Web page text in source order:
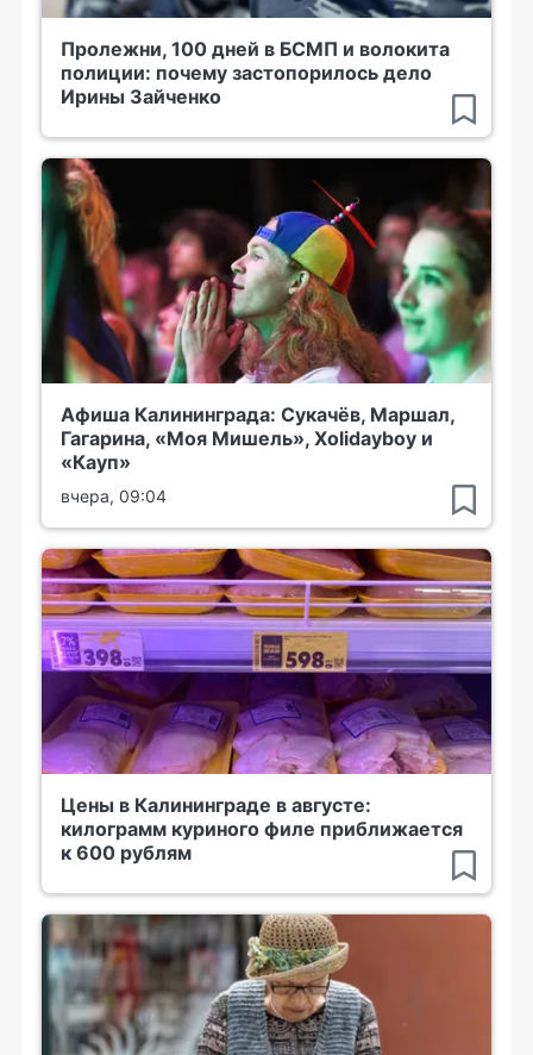
Пролежни, 100 дней в БСМП и волокита
полиции: почему застопорилось дело
Ирины Зайченко
Афиша Калининграда: Сукачёв, Маршал,
Гагарина, «Моя Мишель», Xolidayboy и
«Кауп»
вчера, 09:04
Цены в Калининграде в августе:
килограмм куриного филе приближается
к 600 рублям